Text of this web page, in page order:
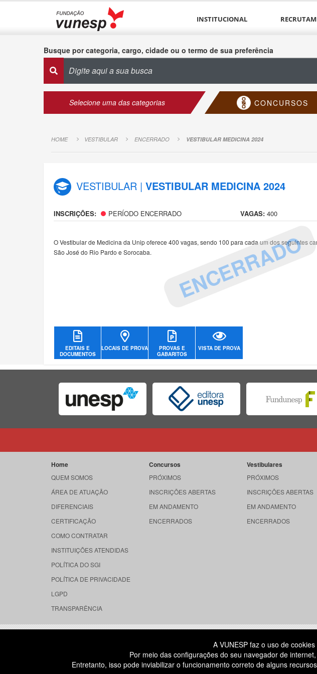
INSTITUCIONAL
Busque por categoria, cargo, cidade ou o termo de sua preferência
Selecione uma das categorias CONCURSOS
HOME VESTIBULAR ENCERRADO VESTIBULAR MEDICINA 2024
VESTIBULAR | VESTIBULAR MEDICINA 2024
INSCRIÇÕES: PERÍODO ENCERRADO VAGAS:400
ENCERRADO
O Vestibular de Medicina da Unip oferece 400 vagas, sendo 100 para cada um dos seguintes
São José do Rio Pardo e Sorocaba.
EDITAIS E
DOCUMENTOS
LOCAIS DE PROVA
PROVAS E
GABARITOS
VISTA DE PROVA
Home
QUEM SOMOS
ÁREA DE ATUAÇÃO
DIFERENCIAIS
CERTIFICAÇÃO
COMO CONTRATAR
INSTITUIÇÕES ATENDIDAS
POLÍTICA DO SGI
POLÍTICA DE PRIVACIDADE
LGPD
TRANSPARÊNCIA
Concursos
PRÓXIMOS
INSCRIÇÕES ABERTAS
EM ANDAMENTO
ENCERRADOS
Vestibulares
PRÓXIMOS
INSCRIÇÕES ABERTAS
EM ANDAMENTO
ENCERRADOS
RUA DONA GERMAINE BURCHARD, 515
ÁGUA BRANCA - SÃO PAULO SP
CEP: 05002-062
A VUNESP faz o uso de
Por meio das configurações do seu navegador de
Entretanto, isso pode inviabilizar o funcionamento correto de alguns